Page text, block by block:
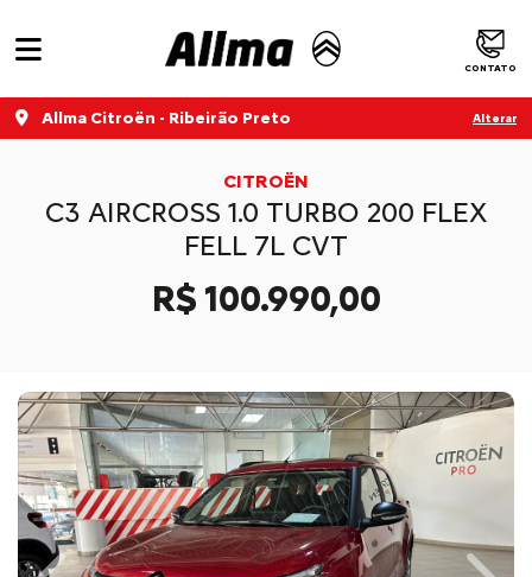
CONTATO
Allma Citroën - Ribeirão Preto Alterar
CITROËN
C3 AIRCROSS 1.0 TURBO 200 FLEX
FELL 7L CVT
R$ 100.990,00